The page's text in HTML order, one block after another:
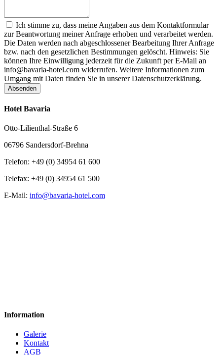
Ich stimme zu, dass meine Angaben aus dem Kontaktformular
zur Beantwortung meiner Anfrage erhoben und verarbeitet werden.
Die Daten werden nach abgeschlossener Bearbeitung Ihrer Anfrage
bzw. nach den gesetzlichen Bestimmungen gelöscht. Hinweis: Sie
können Ihre Einwilligung jederzeit für die Zukunft per E-Mail an
info@bavaria-hotel.com widerrufen. Weitere Informationen zum
Umgang mit Daten finden Sie in unserer Datenschutzerklärung.
Absenden
Hotel Bavaria
Otto-Lilienthal-Straße 6
06796 Sandersdorf-Brehna
Telefon: +49 (0) 34954 61 600
Telefax: +49 (0) 34954 61 500
E-Mail: info@bavaria-hotel.com
Information
Galerie
Kontakt
AGB